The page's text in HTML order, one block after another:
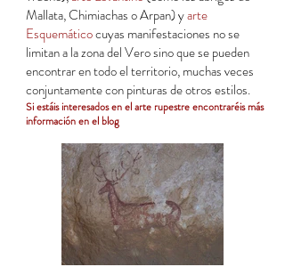
Mallata, Chimiachas o Arpan) yarte
Esquemáticocuyas manifestaciones no se
limitan a la zona del Vero sino que se pueden
encontrar en todo el territorio, muchas veces
conjuntamente con pinturas de otros estilos.
Si estáis interesados en el arte rupestre encontraréis más
información en el blog